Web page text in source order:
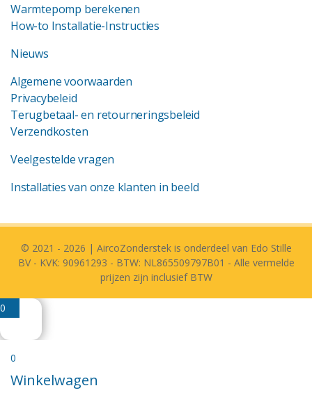
Warmtepomp berekenen
How-to Installatie-Instructies
Nieuws
Algemene voorwaarden
Privacybeleid
Terugbetaal- en retourneringsbeleid
Verzendkosten
Veelgestelde vragen
Installaties van onze klanten in beeld
© 2021 - 2026 | AircoZonderstek is onderdeel van Edo Stille
BV - KVK: 90961293 - BTW: NL865509797B01 - Alle vermelde
prijzen zijn inclusief BTW
0
0
Winkelwagen